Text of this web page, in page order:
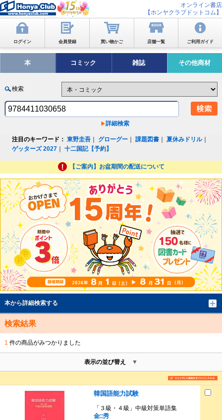
オンライン書店
【ホンヤクラブドットコム】
ログイン 会員登録 買い物かご 店舗一覧 ご利用ガイド
本 コミック 雑誌 その他商材
検索
詳細検索
注目のキーワード： 東野圭吾 グローグー ｜課題図書 ｜夏休みドリル｜
ゲッターズ 2027 ｜十二国記【予約】
【ご案内】お盆期間の配送について
本から詳細検索する
検索結果
1 件の商品がみつかりました
表示の並び替え
韓国語能力試験
「３級・４級」中級対策単語集
金□秀